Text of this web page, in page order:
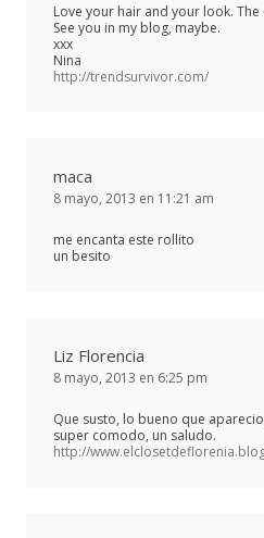
Love your hair and your look.
See you in my blog, maybe.
xxx
Nina
http://trendsurvivor.com/
maca
8 mayo, 2013 en 11:21 am
me encanta este rollito
un besito
Liz Florencia
8 mayo, 2013 en 6:25 pm
Que susto, lo bueno que
super comodo, un saludo.
http://